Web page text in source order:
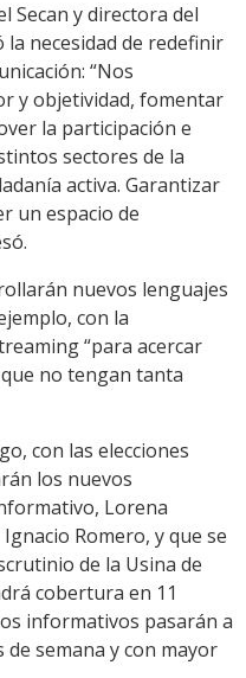
Secan y directora del
la necesidad de redefinir
“Nos
y objetividad, fomentar
la participación e
sectores de la
activa. Garantizar
un espacio de
nuevos lenguajes
con la
“para acercar
no tengan tanta
con las elecciones
los nuevos
Lorena
Romero, y que se
de la Usina de
cobertura en 11
informativos pasarán a
semana y con mayor